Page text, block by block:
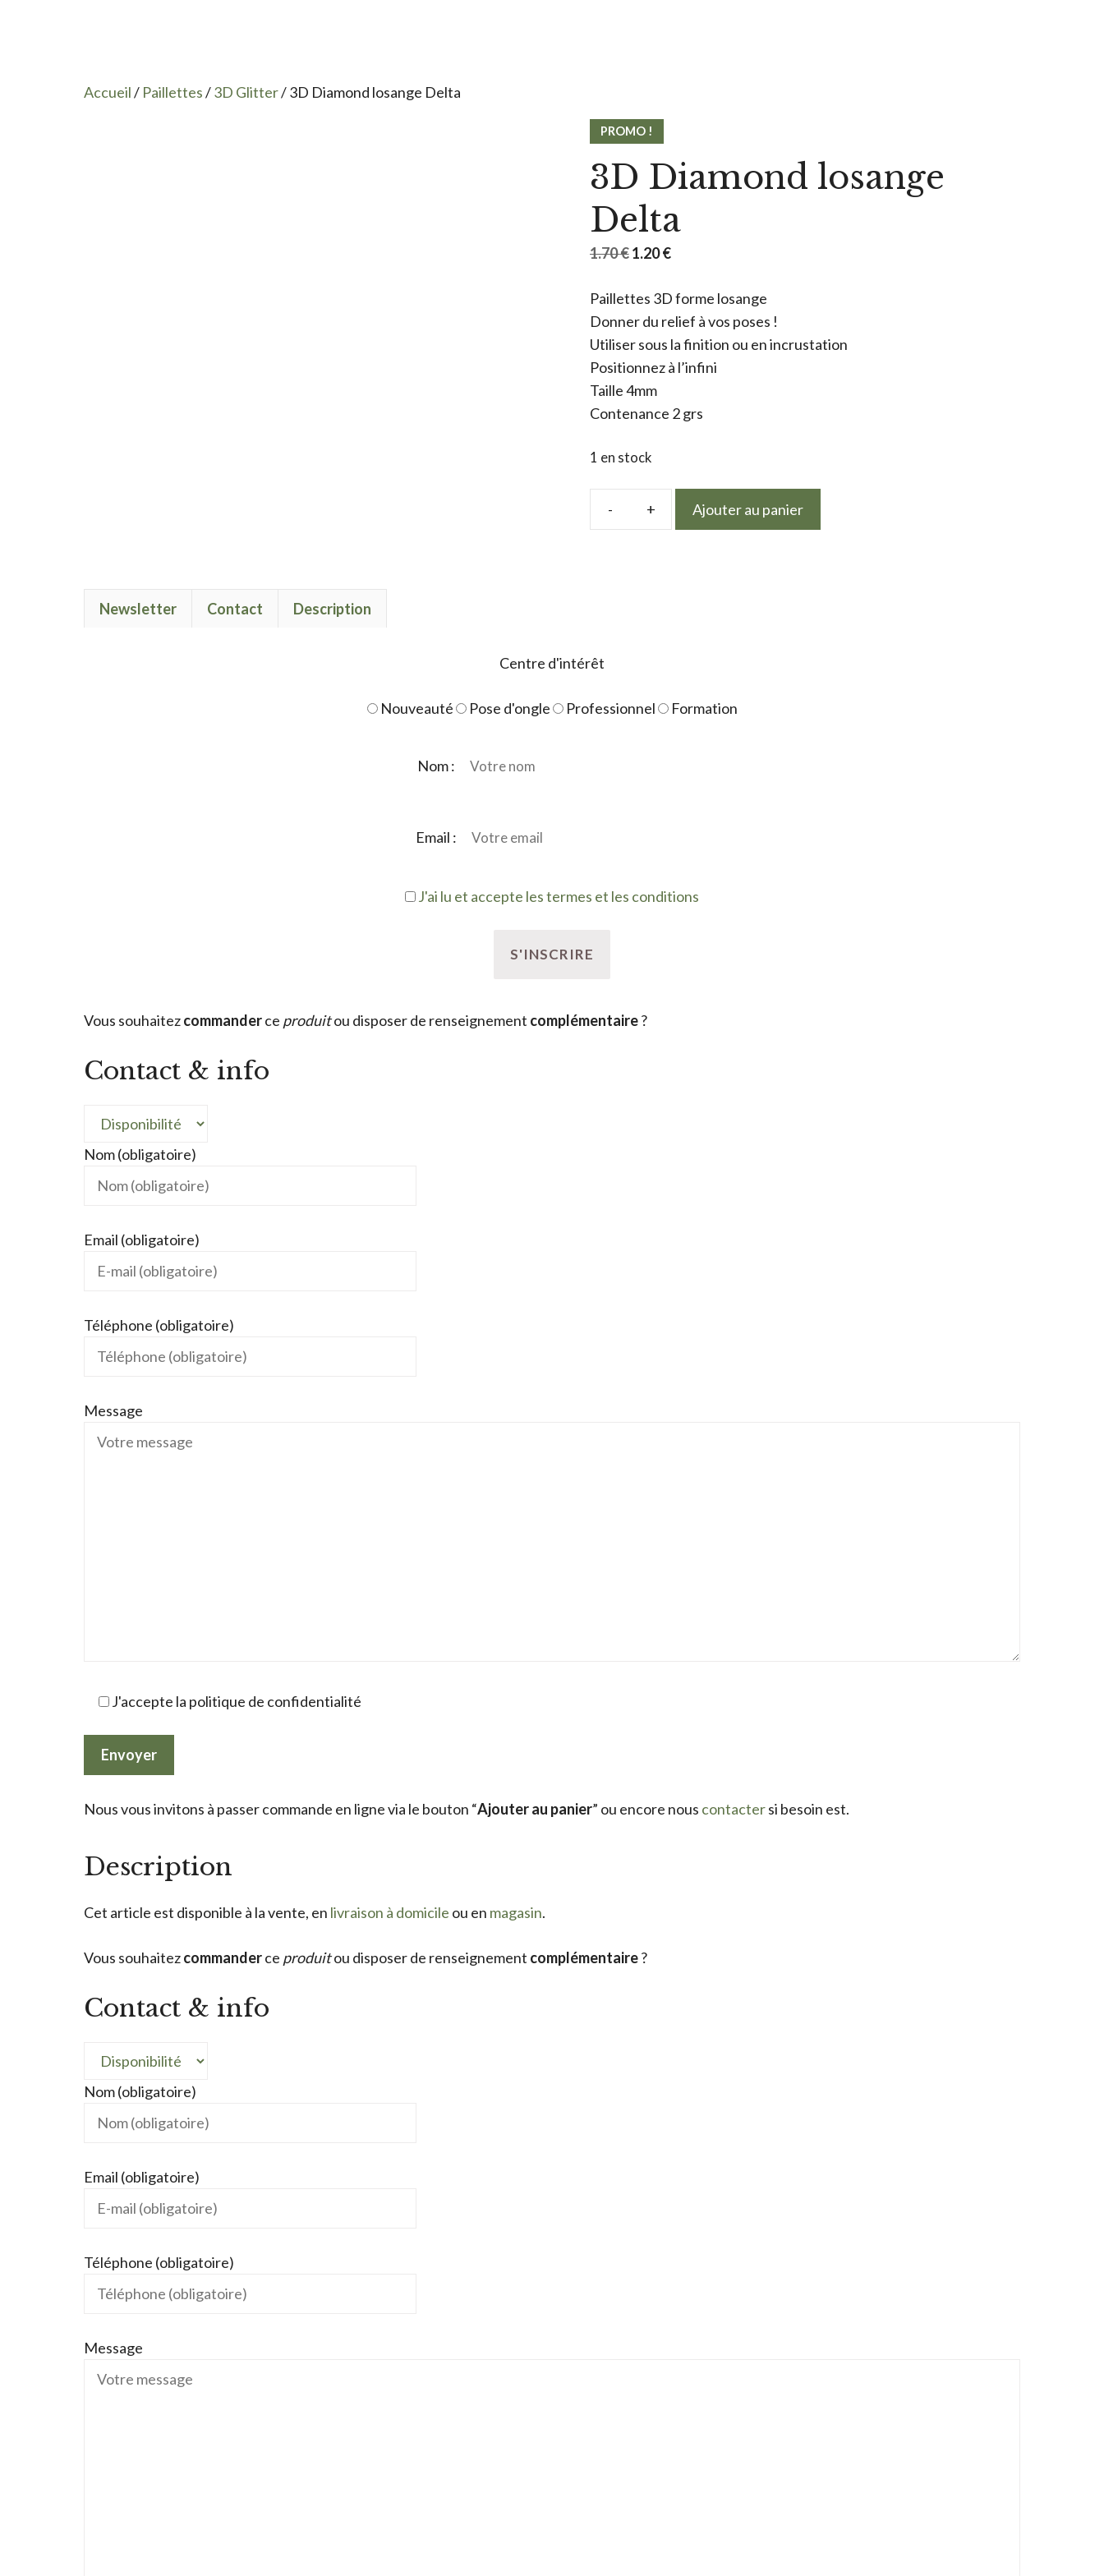
Accueil/ Paillettes/3D Glitter/ 3D Diamond losange Delta
PROMO !
3D Diamond losange
Delta
1.70€ Le
initial
était :
1.70 €.
1.20€Le
actuel
est :
1.20 €.
Paillettes 3D forme losange
Donner du relief à vos poses !
Utiliser sous la finition ou en incrustation
Positionnez à l’infini
Taille 4mm
Contenance 2 grs
1 en stock
Ajouter au panier
Newsletter Contact Description
Centre d'intérêt
Nouveauté Pose d'ongle Professionnel Formation
Nom :
Email :
J'ai lu et accepte les termes et les conditions
Vous souhaitezcommanderce produitou disposer de renseignement complémentaire?
Contact & info
Nom (obligatoire)
Email (obligatoire)
Téléphone (obligatoire)
Message
J'accepte la politique de confidentialité
Nous vous invitons à passer commande en ligne via le bouton “Ajouter au panier” ou encore nous contactersi besoin est.
Description
Cet article est disponible à la vente, en livraison à domicile ou en magasin.
Vous souhaitezcommanderce produitou disposer de renseignement complémentaire?
Contact & info
Nom (obligatoire)
Email (obligatoire)
Téléphone (obligatoire)
Message